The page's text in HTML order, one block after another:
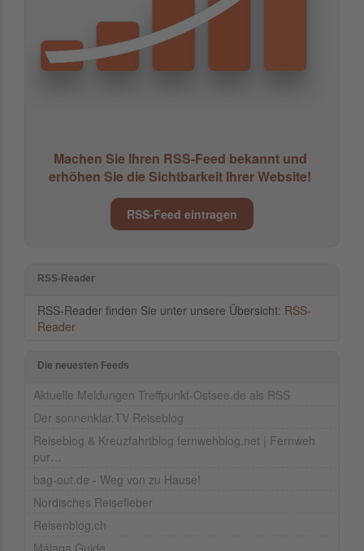
Machen Sie Ihren RSS-Feed bekannt und
erhöhen Sie die Sichtbarkeit Ihrer Website!
RSS-Feed eintragen
RSS-Reader
RSS-Reader finden Sie unter unsere Übersicht: RSS-
Reader
Die neuesten Feeds
Aktuelle Meldungen Treffpunkt-Ostsee.de als RSS
Der sonnenklar.TV Reiseblog
Reiseblog & Kreuzfahrtblog fernwehblog.net | Fernweh
pur…
bag-out.de - Weg von zu Hause!
Nordisches Reisefieber
Reisenblog.ch
Málaga Guide